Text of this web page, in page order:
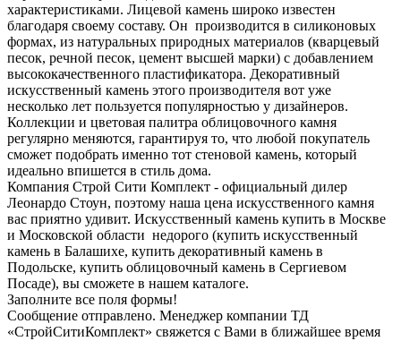
характеристиками. Лицевой камень широко известен
благодаря своему составу. Он производится в силиконовых
формах, из натуральных природных материалов (кварцевый
песок, речной песок, цемент высшей марки) с добавлением
высококачественного пластификатора. Декоративный
искусственный камень этого производителя вот уже
несколько лет пользуется популярностью у дизайнеров.
Коллекции и цветовая палитра облицовочного камня
регулярно меняются, гарантируя то, что любой покупатель
сможет подобрать именно тот стеновой камень, который
идеально впишется в стиль дома.
Компания Строй Сити Комплект - официальный дилер
Леонардо Стоун, поэтому наша цена искусственного камня
вас приятно удивит. Искусственный камень купить в Москве
и Московской области недорого (купить искусственный
камень в Балашихе, купить декоративный камень в
Подольске, купить облицовочный камень в Сергиевом
Посаде), вы сможете в нашем каталоге.
Заполните все поля формы!
Сообщение отправлено. Менеджер компании ТД
«СтройСитиКомплект» свяжется с Вами в ближайшее время